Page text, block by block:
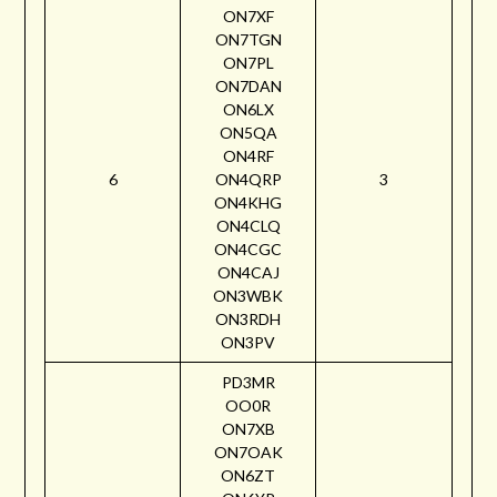
6
ON7XF
ON7TGN
ON7PL
ON7DAN
ON6LX
ON5QA
ON4RF
ON4QRP
ON4KHG
ON4CLQ
ON4CGC
ON4CAJ
ON3WBK
ON3RDH
ON3PV
3
PD3MR
OO0R
ON7XB
ON7OAK
ON6ZT